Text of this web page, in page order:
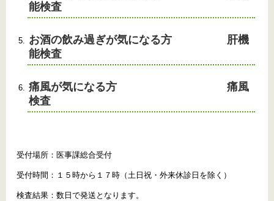
能検査
お酒の飲み過ぎが気になる方 肝機
能検査
痛風が気になる方 痛風
検査
受付場所：医事課総合受付
受付時間：１５時から１７時（土日祝・外来休診日を除く）
検査結果：数日で発送となります。